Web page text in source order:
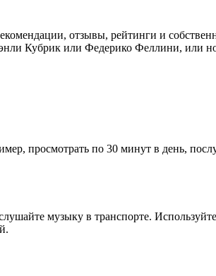
отзывы, рейтинги и
Кубрик или Федерико Феллини, или
просмотрать по 30 минут в день,
музыку в транспорте.